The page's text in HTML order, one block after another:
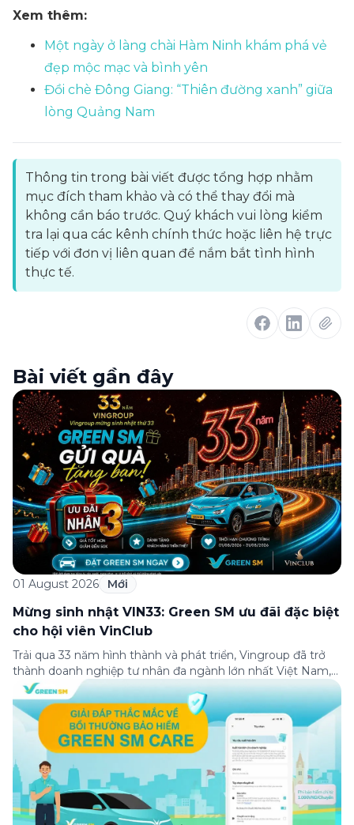
Xem thêm:
Một ngày ở làng chài Hàm Ninh khám phá vẻ
đẹp mộc mạc và bình yên
Đồi chè Đông Giang: “Thiên đường xanh” giữa
lòng Quảng Nam
Thông tin trong bài viết được tổng hợp nhằm
mục đích tham khảo và có thể thay đổi mà
không cần báo trước. Quý khách vui lòng kiểm
tra lại qua các kênh chính thức hoặc liên hệ trực
tiếp với đơn vị liên quan để nắm bắt tình hình
thực tế.
Bài viết gần đây
01 August 2026 Mới
Mừng sinh nhật VIN33: Green SM ưu đãi đặc biệt
cho hội viên VinClub
Trải qua 33 năm hình thành và phát triển, Vingroup đã trở
thành doanh nghiệp tư nhân đa ngành lớn nhất Việt Nam,
lọt Top 30 doanh nghiệp lớn nhất Đông Nam Á theo bảng
xếp hạng của Tạp chí Fortune (Mỹ). Nhân kỷ niệm 33 năm
thành lập (8/8/1993 đến 8/8/2026), Green SM trân […]